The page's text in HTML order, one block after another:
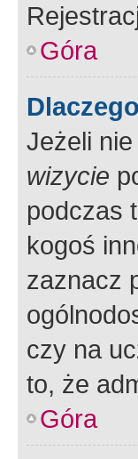
Góra
Jeżeli
wizycie
podczas
kogoś
zaznacz
czy na
to, że
Góra